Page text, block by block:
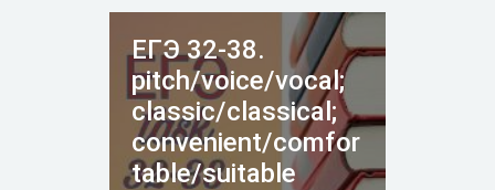
чтения, аудирования, письма и
ЕГЭ 32-38.
pitch/voice/vocal;
classic/classical;
convenient/comfor
table/suitable